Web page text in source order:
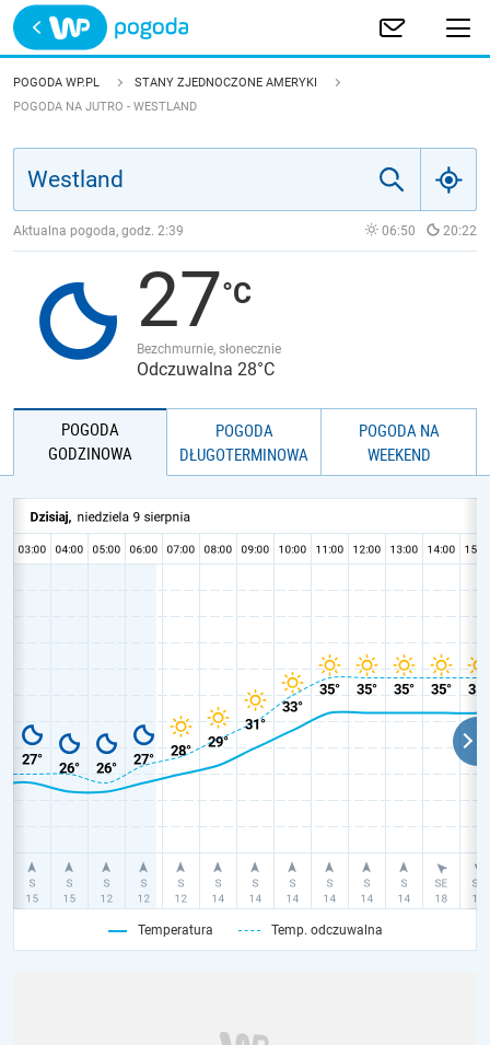
Trwa ładowanie
POLSKA
JAKOŚĆ POWIETRZA
POGODA WP.PL
STANY ZJEDNOCZONE AMERYKI
POGODA NA JUTRO - WESTLAND
Aktualna pogoda, godz. 2:39 06:50 20:22
27
Bezchmurnie, słonecznie
Odczuwalna 28°C
POGODA
GODZINOWA
POGODA
DŁUGOTERMINOWA
POGODA NA
WEEKEND
Temperatura Temp. odczuwalna